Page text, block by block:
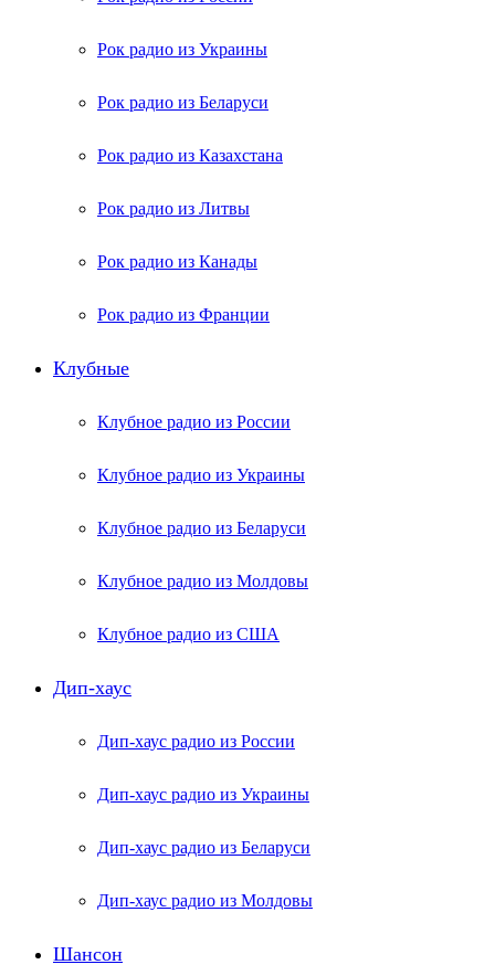
Рок радио из Украины
Рок радио из Беларуси
Рок радио из Казахстана
Рок радио из Литвы
Рок радио из Канады
Рок радио из Франции
Клубные
Клубное радио из России
Клубное радио из Украины
Клубное радио из Беларуси
Клубное радио из Молдовы
Клубное радио из США
Дип-хаус
Дип-хаус радио из России
Дип-хаус радио из Украины
Дип-хаус радио из Беларуси
Дип-хаус радио из Молдовы
Шансон